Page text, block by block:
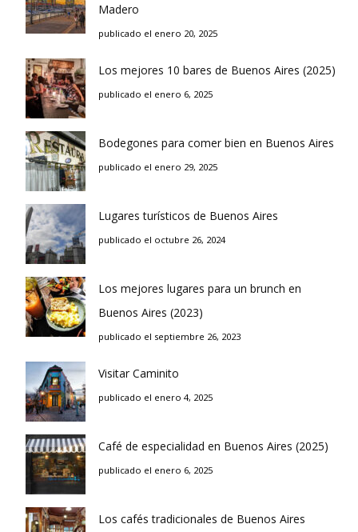
Madero
publicado el enero 20, 2025
Los mejores 10 bares de Buenos Aires (2025)
publicado el enero 6, 2025
Bodegones para comer bien en Buenos Aires
publicado el enero 29, 2025
Lugares turísticos de Buenos Aires
publicado el octubre 26, 2024
Los mejores lugares para un brunch en
Buenos Aires (2023)
publicado el septiembre 26, 2023
Visitar Caminito
publicado el enero 4, 2025
Café de especialidad en Buenos Aires (2025)
publicado el enero 6, 2025
Los cafés tradicionales de Buenos Aires